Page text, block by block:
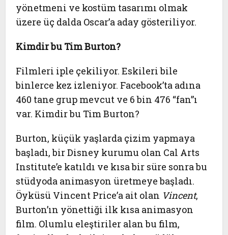
yönetmeni ve kostüm tasarımı olmak
üzere üç dalda Oscar’a aday gösteriliyor.
Kimdir bu Tim Burton?
Filmleri iple çekiliyor. Eskileri bile
binlerce kez izleniyor. Facebook’ta adına
460 tane grup mevcut ve 6 bin 476 “fan”ı
var. Kimdir bu Tim Burton?
Burton, küçük yaşlarda çizim yapmaya
başladı, bir Disney kurumu olan Cal Arts
Institute’e katıldı ve kısa bir süre sonra bu
stüdyoda animasyon üretmeye başladı.
Öyküsü Vincent Price’a ait olan Vincent,
Burton’ın yönettiği ilk kısa animasyon
film. Olumlu eleştiriler alan bu film,